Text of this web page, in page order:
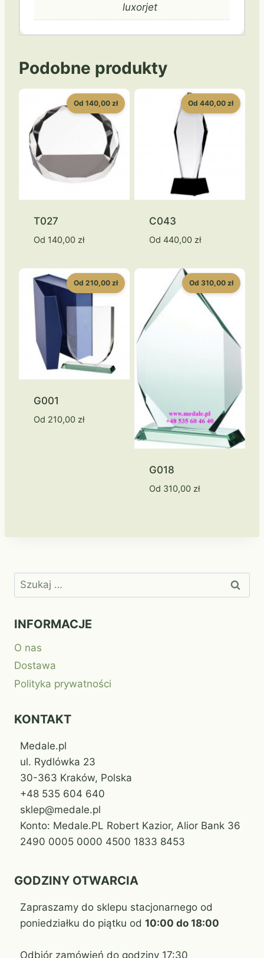
luxorjet
Podobne produkty
Od 140,00 zł
T027
Od 140,00 zł
Od 440,00 zł
C043
Od 440,00 zł
Od 210,00 zł
G001
Od 210,00 zł
Od 310,00 zł
G018
Od 310,00 zł
Szukaj:
INFORMACJE
O nas
Dostawa
Polityka prywatności
KONTAKT
Medale.pl
ul. Rydlówka 23
30-363 Kraków, Polska
+48 535 604 640
sklep@medale.pl
Konto: Medale.PL Robert Kazior, Alior Bank 36
2490 0005 0000 4500 1833 8453
GODZINY OTWARCIA
Zapraszamy do sklepu stacjonarnego od
poniedziałku do piątku od 10:00 do 18:00
Odbiór zamówień do godziny 17:30